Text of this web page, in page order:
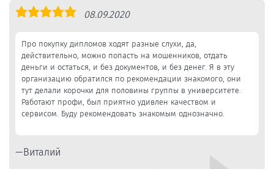
Оценка
08.09.2020
Про покупку дипломов ходят разные слухи, да,
действительно, можно попасть на мошенников, отдать
деньги и остаться, и без документов, и без денег. Я в эту
организацию обратился по рекомендации знакомого, они
тут делали корочки для половины группы в университете.
Работают профи, был приятно удивлен качеством и
сервисом. Буду рекомендовать знакомым однозначно.
Виталий